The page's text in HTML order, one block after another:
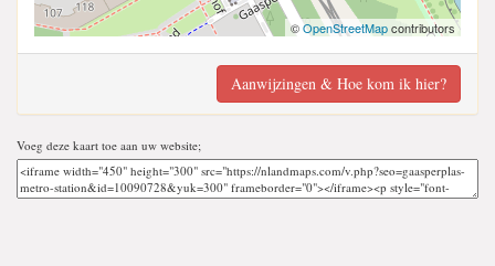
©OpenStreetMapcontributors
Aanwijzingen & Hoe kom ik hier?
Voeg deze kaart toe aan uw website;